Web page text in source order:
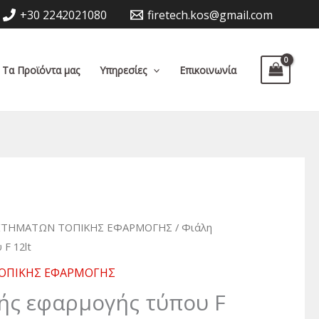
+30 2242021080 firetech.kos@gmail.com
Τα Προϊόντα μας Υπηρεσίες Επικοινωνία
ΤΟΠΙΚΗΣ ΕΦΑΡΜΟΓΗΣ / Φιάλη
F 12lt
ΕΦΑΡΜΟΓΗΣ
εφαρμογής τύπου F